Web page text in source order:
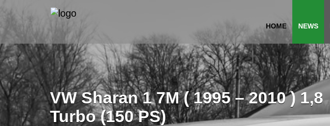
HOME NEWS
VW Sharan 1 7M ( 1995 – 2010 ) 1,8
Turbo (150 PS)